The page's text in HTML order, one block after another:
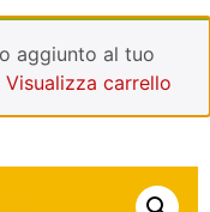
aggiunto al tuo
Visualizza carrello